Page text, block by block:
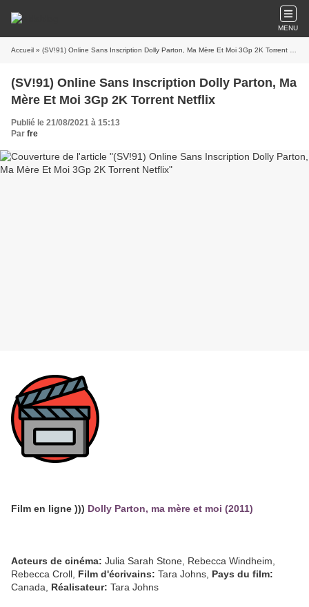
MENU
Accueil » (SV!91) Online Sans Inscription Dolly Parton, Ma Mère Et Moi 3Gp 2K Torrent Netflix
(SV!91) Online Sans Inscription Dolly Parton, Ma
Mère Et Moi 3Gp 2K Torrent Netflix
Publié le 21/08/2021 à 15:13
Par fre
Film en ligne ))) Dolly Parton, ma mère et moi (2011)
Acteurs de cinéma: Julia Sarah Stone, Rebecca Windheim,
Rebecca Croll, Film d'écrivains: Tara Johns, Pays du film:
Canada, Réalisateur: Tara Johns